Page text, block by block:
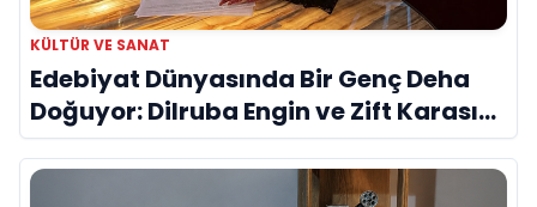
KÜLTÜR VE SANAT
Edebiyat Dünyasında Bir Genç Deha
Doğuyor: Dilruba Engin ve Zift Karası
Evreni ‘AVENOİR’